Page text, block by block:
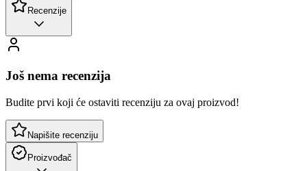
Recenzije
Još nema recenzija
Budite prvi koji će ostaviti recenziju za ovaj proizvod!
Napišite recenziju
Proizvođač